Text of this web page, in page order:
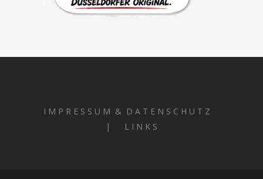
I M P R E S S U M & D A T E N S C H U T Z
| L I N K S